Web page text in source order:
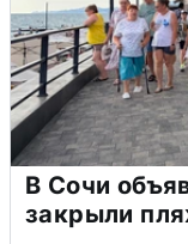
В Сочи
закрыли